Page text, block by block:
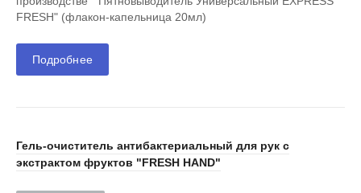
FRESH" (флакон-капельница 20мл)
Подробнее
Гель-очиститель антибактериальный для рук с
экстрактом фруктов "FRESH HAND"